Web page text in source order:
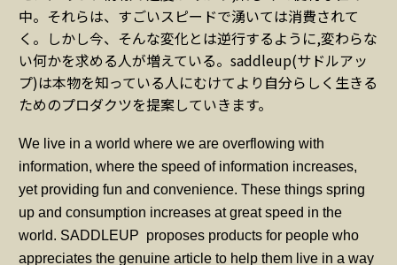
中。それらは、すごいスピードで湧いては消費されて
く。しかし今、そんな変化とは逆行するように,変わらな
い何かを求める人が増えている。saddleup(サドルアッ
プ)は本物を知っている人にむけてより自分らしく生きる
ためのプロダクツを提案していきます。
We live in a world where we are overflowing with
information, where the speed of information increases,
yet providing fun and convenience. These things spring
up and consumption increases at great speed in the
world. SADDLEUP proposes products for people who
appreciates the genuine article to help them live in a way